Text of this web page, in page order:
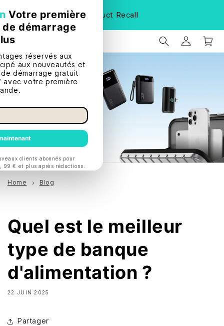
bénéficiez d'une réduction supplémentaire de 20 $
Home Blog
Quel est le meilleur
type de banque
d'alimentation ?
22 JUIN 2025
Partager